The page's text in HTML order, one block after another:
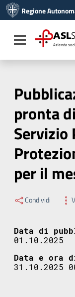
Vai al menu di
Vai al footer
Regione
Toggle ASL
Azienda
pronta
Servizio
per il
Condividi
Data di
01.10.2025
Data e ora
31.10.2025